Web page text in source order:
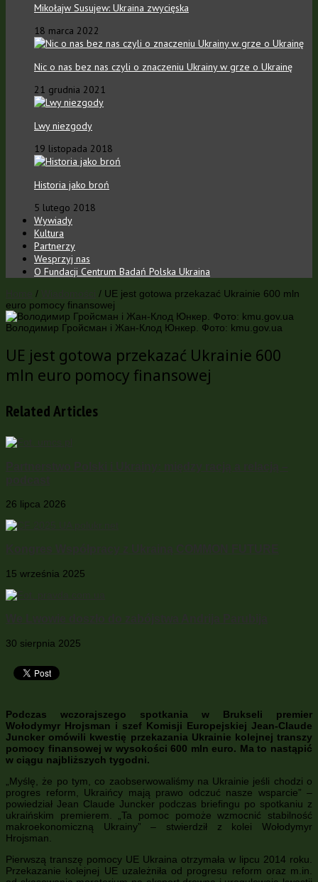
Mikołajw Susujew: Ukraina zwycięska
18 marca 2022
Nic o nas bez nas czyli o znaczeniu Ukrainy w grze o Ukrainę
21 grudnia 2021
Lwy niezgody
19 listopada 2018
Historia jako broń
5 lutego 2018
Wywiady
Kultura
Partnerzy
Wesprzyj nas
O Fundacji Centrum Badań Polska Ukraina
/ / UE jest gotowa przekazać Ukrainie 600 mln
euro pomocy finansowej
Володимир Гройсман і Жан-Клод Юнкер. Фото: kmu.gov.ua
UE jest gotowa przekazać Ukrainie 600
mln euro pomocy finansowej
Related Articles
26 lipca 2026
15 września 2025
30 sierpnia 2025
Podczas wczorajszego spotkania w Brukseli premier
Wołodymyr Hrojsman i szef Komisji Europejskiej Jean-Claude
Juncker omówili kwestię przekazania Ukrainie kolejnej transzy
pomocy finansowej w wysokości 600 mln euro. Ma to nastąpić
w ciągu najbliższych tygodni.
„Myślę, że po tym, co zaobserwowaliśmy na Ukrainie jeśli chodzi o
progres reform, Ukraińcy mają prawo odczuć nasze wsparcie” –
powiedział Jean Claude Juncker podczas briefingu po spotkaniu z
ukraińskim premierem. „Ta pomoc pomoże wzmocnić stabilność
makroekonomiczną Ukrainy” – stwierdził z kolei Wołodymyr
Hrojsman.
Pierwszą transzę pomocy UE Ukraina otrzymała w lipcu 2014 roku.
Przekazanie kolejnej UE uzależniła od progresu reform oraz m.in.